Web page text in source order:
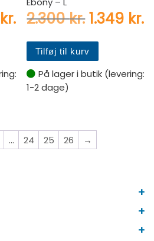
pris var:
kr.Den aktuelle pris
2.300kr.Den
1.349 kr.
Tilføj til kurv
På lager i butik (levering:
1-2 dage)
… 24 25 26 →
+
+
+